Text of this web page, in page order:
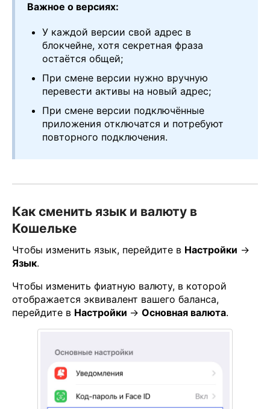
Важное о версиях:
У каждой версии свой адрес в
блокчейне, хотя секретная фраза
остаётся общей;
При смене версии нужно вручную
перевести активы на новый адрес;
При смене версии подключённые
приложения отключатся и потребуют
повторного подключения.
Как сменить язык и валюту в
Кошельке
Чтобы изменить язык, перейдите в Настройки →
Язык.
Чтобы изменить фиатную валюту, в которой
отображается эквивалент вашего баланса,
перейдите в Настройки → Основная валюта.